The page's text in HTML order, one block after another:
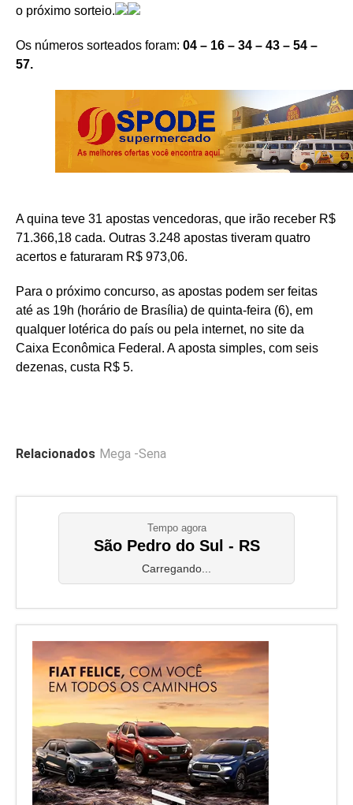
o próximo sorteio.
Os números sorteados foram: 04 – 16 – 34 – 43 – 54 –
57.
A quina teve 31 apostas vencedoras, que irão receber R$
71.366,18 cada. Outras 3.248 apostas tiveram quatro
acertos e faturaram R$ 973,06.
Para o próximo concurso, as apostas podem ser feitas
até as 19h (horário de Brasília) de quinta-feira (6), em
qualquer lotérica do país ou pela internet, no site da
Caixa Econômica Federal. A aposta simples, com seis
dezenas, custa R$ 5.
Relacionados Mega -Sena
Tempo agora
São Pedro do Sul - RS
Carregando...